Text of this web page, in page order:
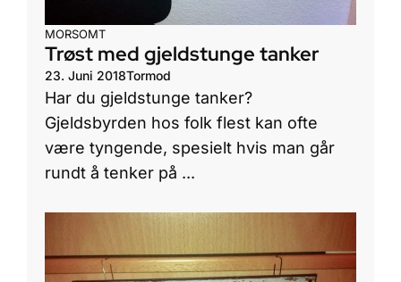
MORSOMT
Trøst med gjeldstunge tanker
23. Juni 2018Tormod
Har du gjeldstunge tanker?
Gjeldsbyrden hos folk flest kan ofte
være tyngende, spesielt hvis man går
rundt å tenker på ...